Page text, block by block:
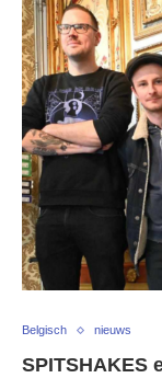
Belgisch nieuws
SPITSHAKES